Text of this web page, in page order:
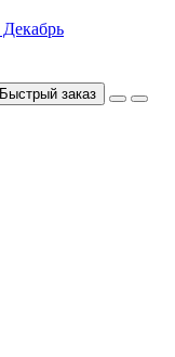
Быстрый заказ